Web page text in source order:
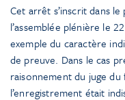
Cet arrêt s’inscrit dans
l’assemblée plénière le
exemple du caractère
de preuve. Dans le cas
raisonnement du juge
l’enregistrement était